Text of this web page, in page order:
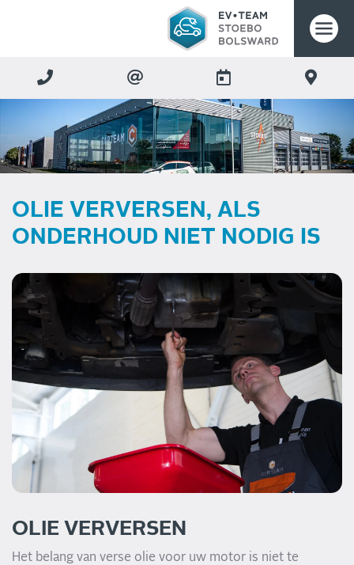
OLIE VERVERSEN, ALS
ONDERHOUD NIET NODIG IS
OLIE VERVERSEN
Het belang van verse olie voor uw motor is niet te